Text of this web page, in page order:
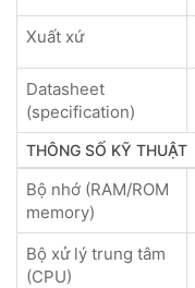
Xuất xứ
Datasheet
(specification)
THÔNG SỐ KỸ THUẬT
Bộ nhớ (RAM/ROM
memory)
Bộ xử lý trung tâm
(CPU)